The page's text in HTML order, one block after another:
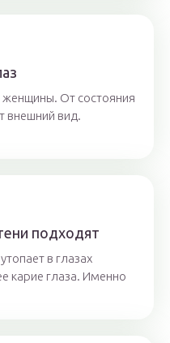
женщины. От состояния
внешний вид.
подходят
в глазах
карие глаза. Именно